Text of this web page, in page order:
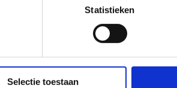
Statistieken
Selectie toestaan